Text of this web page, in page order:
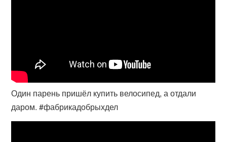
Один парень пришёл купить велосипед, а отдали
даром. #фабрикадобрыхдел